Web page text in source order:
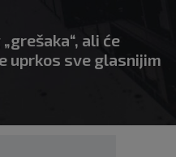
ali će
uprkos sve glasnijim